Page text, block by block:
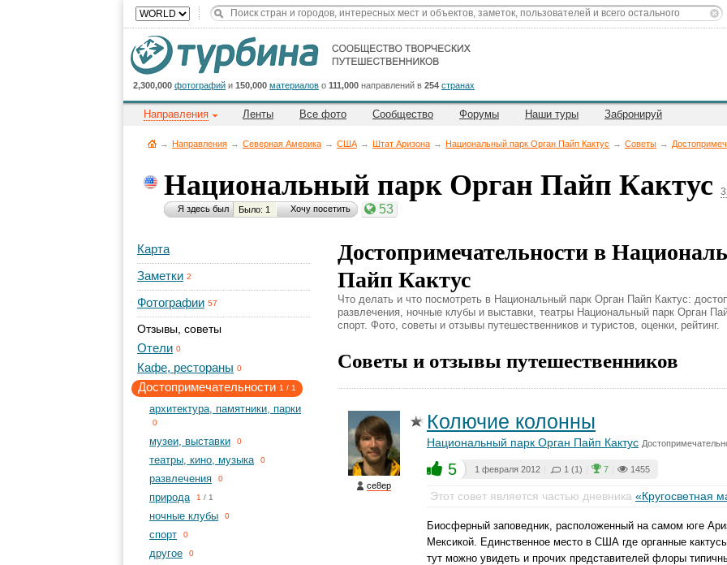
2,300,000 фотографий и 150,000 материалов о 111,000 направлений в 254 странах
Направления Ленты Все фото Сообщество Форумы Наши туры Забронируй
→ Направления → Северная Америка → CША → Штат Аризона → Национальный парк Орган Пайп Кактус → Советы →
Национальный парк Орган Пайп Кактус
Я здесь был Было: 1 Хочу посетить 53
Карта
Заметки 2
Фотографии 57
Отзывы, советы
Отели 0
Кафе, рестораны 0
Достопримечательности 1 / 1
архитектура, памятники, парки
0
музеи, выставки 0
театры, кино, музыка 0
развлечения 0
природа 1 / 1
ночные клубы 0
спорт 0
другое 0
Достопримечательности в
Пайп Кактус
Что делать и что посмотреть в Национальный парк Орган Пайп Кактус:
развлечения, ночные клубы и выставки, театры Национальный парк Орган
спорт. Фото, советы и отзывы путешественников и туристов, оценки, рейтинг.
Советы и отзывы путешественников
ce8ep
Колючие колонны
Национальный парк Орган Пайп Кактус
5 1 февраля 2012 1 (1) 7 1455
Этот совет является частью дневника «Кругосветная
Биосферный заповедник, расположенный на самом юге
Мексикой. Единственное место в США где органные
тут можно увидеть и прочих представителей флоры